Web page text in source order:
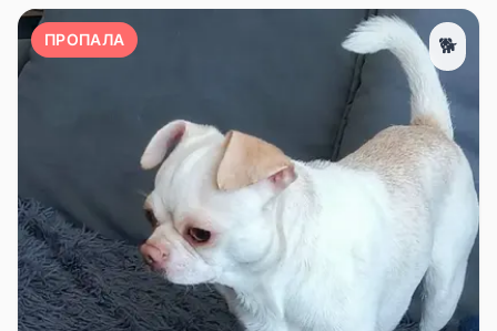
ПРОПАЛА 🐕